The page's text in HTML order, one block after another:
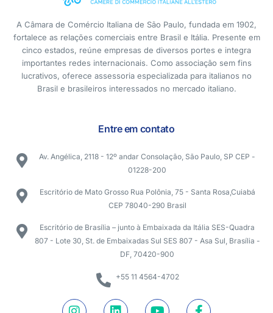
A Câmara de Comércio Italiana de São Paulo, fundada em 1902,
fortalece as relações comerciais entre Brasil e Itália. Presente em
cinco estados, reúne empresas de diversos portes e integra
importantes redes internacionais. Como associação sem fins
lucrativos, oferece assessoria especializada para italianos no
Brasil e brasileiros interessados no mercado italiano.
Entre em contato
Av. Angélica, 2118 - 12º andar Consolação, São Paulo, SP CEP -
01228-200
Escritório de Mato Grosso Rua Polônia, 75 - Santa Rosa,Cuiabá
CEP 78040-290 Brasil
Escritório de Brasília – junto à Embaixada da Itália SES-Quadra
807 - Lote 30, St. de Embaixadas Sul SES 807 - Asa Sul, Brasília -
DF, 70420-900
+55 11 4564-4702